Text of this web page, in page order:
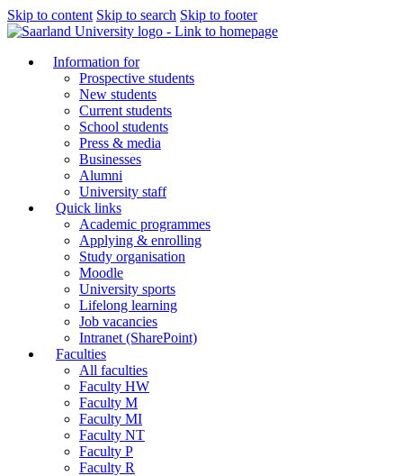
Skip to content Skip to search Skip to footer
Information for
Prospective students
New students
Current students
School students
Press & media
Businesses
Alumni
University staff
Quick links
Academic programmes
Applying & enrolling
Study organisation
Moodle
University sports
Lifelong learning
Job vacancies
Intranet (SharePoint)
Faculties
All faculties
Faculty HW
Faculty M
Faculty MI
Faculty NT
Faculty P
Faculty R